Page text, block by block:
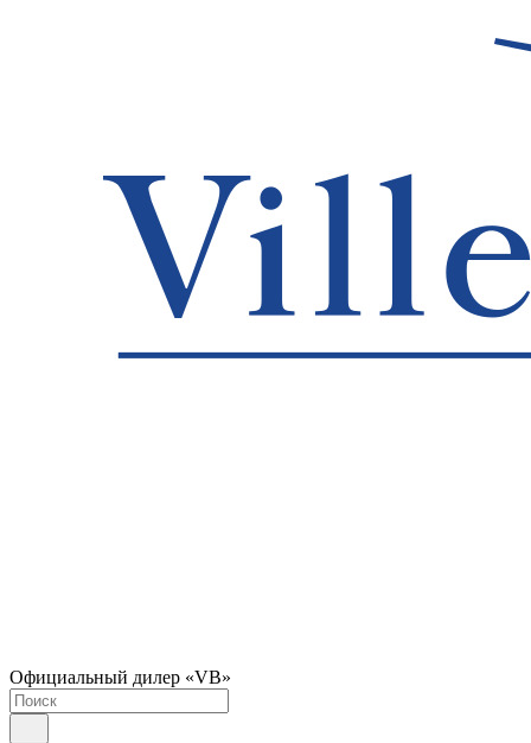
Официальный дилер «VB»